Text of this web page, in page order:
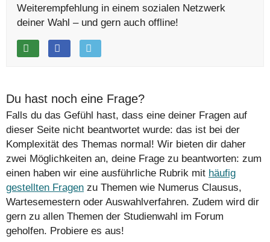
Weiterempfehlung in einem sozialen Netzwerk
deiner Wahl – und gern auch offline!
Du hast noch eine Frage?
Falls du das Gefühl hast, dass eine deiner Fragen auf
dieser Seite nicht beantwortet wurde: das ist bei der
Komplexität des Themas normal! Wir bieten dir daher
zwei Möglichkeiten an, deine Frage zu beantworten: zum
einen haben wir eine ausführliche Rubrik mit häufig
gestellten Fragen zu Themen wie Numerus Clausus,
Wartesemestern oder Auswahlverfahren. Zudem wird dir
gern zu allen Themen der Studienwahl im Forum
geholfen. Probiere es aus!